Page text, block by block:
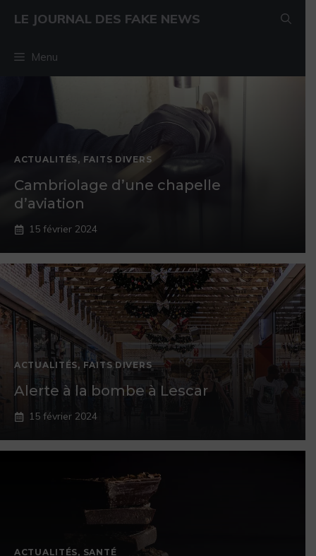
LE JOURNAL DES FAKE NEWS
Menu
ACTUALITÉS, FAITS DIVERS
Cambriolage d’une chapelle
d’aviation
15 février 2024
ACTUALITÉS, FAITS DIVERS
Alerte à la bombe à Lescar
15 février 2024
ACTUALITÉS, SANTÉ